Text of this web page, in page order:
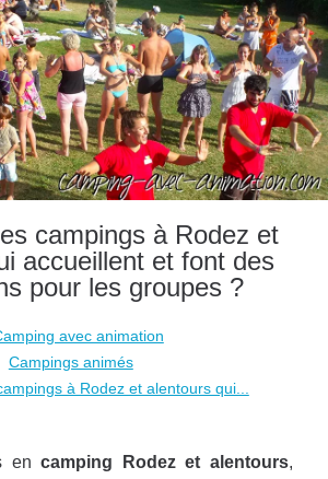
campings à Rodez et
accueillent et font des
pour les groupes ?
avec animation
Campings animés
à Rodez et alentours qui...
encamping Rodez et alentours,